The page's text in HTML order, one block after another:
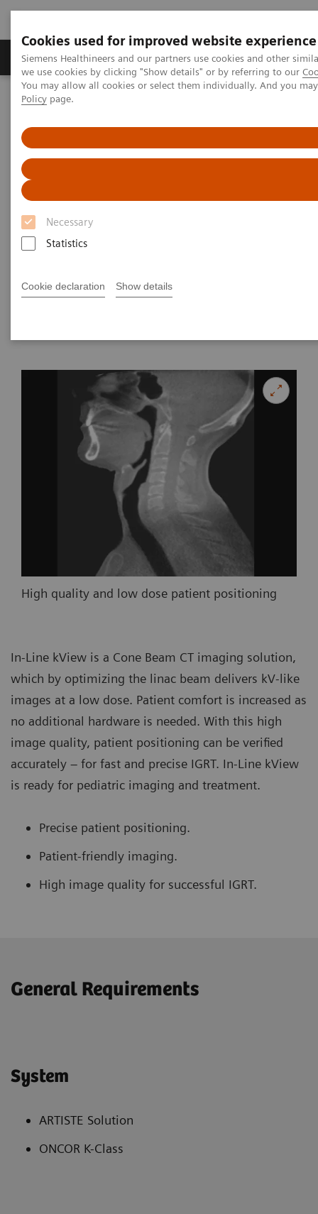
Cookies used for improved website experience
Siemens Healthineers and our partners use cookies and other
we use cookies by clicking "Show details" or by referring to our
You may allow all cookies or select them individually. And you
Policy page.
Necessary
Statistics
Cookie declaration Show details
Productos y servicios Especialidades Clínicas
Siemens Healthineers Latinoamérica
Options and Upgrades
In-Line kView™
In-Line kView™
High quality and low dose patient positioning
Información general General Requirements
High quality and low dose patient positioning
In-Line kView is a Cone Beam CT imaging solution,
which by optimizing the linac beam delivers kV-like
images at a low dose. Patient comfort is increased as
no additional hardware is needed. With this high
image quality, patient positioning can be verified
accurately – for fast and precise IGRT. In-Line kView
is ready for pediatric imaging and treatment.
Precise patient positioning.
Patient-friendly imaging.
High image quality for successful IGRT.
General Requirements
System
ARTISTE Solution
ONCOR K-Class